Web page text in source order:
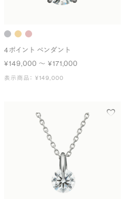
4ポイント ペンダント
¥149,000 〜 ¥171,000
表示商品： ¥149,000